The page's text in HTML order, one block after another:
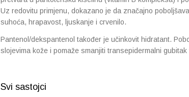
Uz redovitu primjenu, dokazano je da značajno
suhoća, hrapavost, ljuskanje i crvenilo.
Pantenol/dekspantenol također je učinkovit hidratant.
slojevima kože i pomaže smanjiti transepidermalni gubitak
Svi sastojci